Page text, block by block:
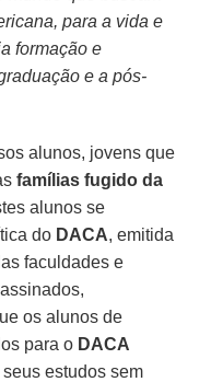
para a vida e
formação e
e a pós-
alunos, jovens que
famílias fugido da
alunos se
do DACA, emitida
faculdades e
os alunos de
para o DACA
estudos sem